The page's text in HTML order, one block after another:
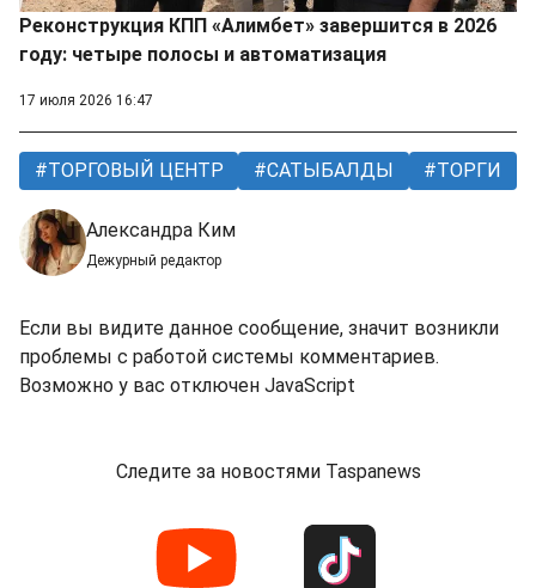
Реконструкция КПП «Алимбет» завершится в 2026
году: четыре полосы и автоматизация
17 июля 2026 16:47
ТОРГОВЫЙ ЦЕНТР САТЫБАЛДЫ ТОРГИ
Александра Ким
Дежурный редактор
Если вы видите данное сообщение, значит возникли
проблемы с работой системы комментариев.
Возможно у вас отключен JavaScript
Следите за новостями Taspanews